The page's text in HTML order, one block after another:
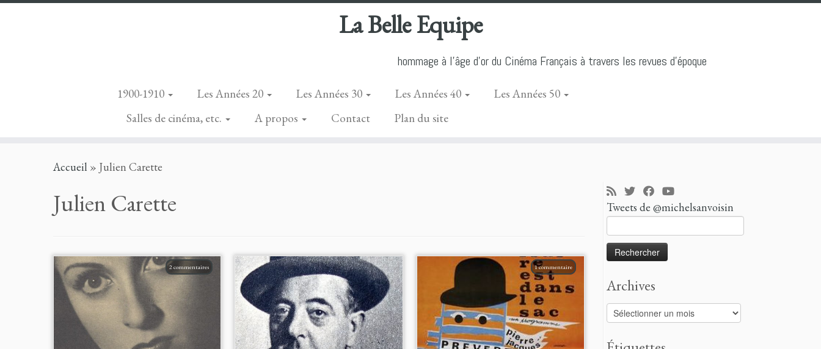
La Belle Equipe
hommage à l'âge d'or du Cinéma Français à travers les revues d'époque
1900-1910 Les Années 20 Les Années 30 Les Années 40
Les Années 50
Salles de cinéma, etc.
A propos Contact Plan du site
Accueil » Julien Carette
Julien Carette
2 commentaires 1 commentaire
Tweets de @michelsanvoisin
Archives
Archives